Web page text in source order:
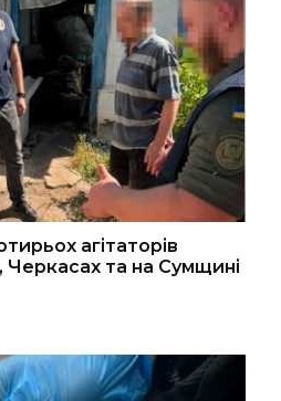
агітаторів
Черкасах та на Сумщині